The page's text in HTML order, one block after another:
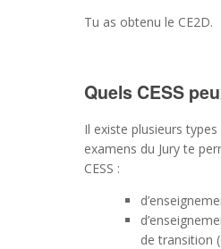
Tu as obtenu le CE2D.
Quels CESS
Il existe plusieurs types
examens du Jury te
CESS :
de transition